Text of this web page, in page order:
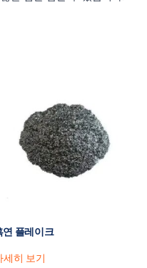
연 플레이크
세히 보기